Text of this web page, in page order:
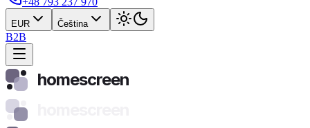
EUR Čeština
B2B
homescreen